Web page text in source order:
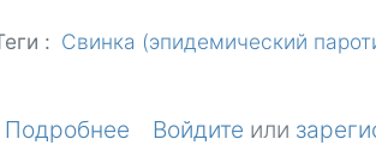
Свинка (эпидемический
Подробнее Войдите или